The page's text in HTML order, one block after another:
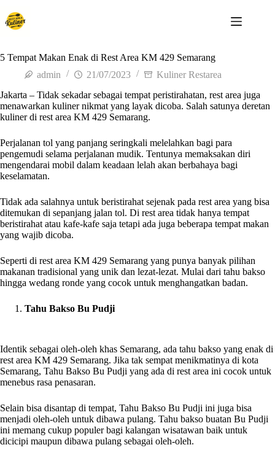
5 Tempat Makan Enak di Rest Area KM 429 Semarang
admin
21/07/2023
Kuliner Restarea
Jakarta – Tidak sekadar sebagai tempat peristirahatan, rest area juga
menawarkan kuliner nikmat yang layak dicoba. Salah satunya deretan
kuliner di rest area KM 429 Semarang.
Perjalanan tol yang panjang seringkali melelahkan bagi para
pengemudi selama perjalanan mudik. Tentunya memaksakan diri
mengendarai mobil dalam keadaan lelah akan berbahaya bagi
keselamatan.
Tidak ada salahnya untuk beristirahat sejenak pada rest area yang bisa
ditemukan di sepanjang jalan tol. Di rest area tidak hanya tempat
beristirahat atau kafe-kafe saja tetapi ada juga beberapa tempat makan
yang wajib dicoba.
Seperti di rest area KM 429 Semarang yang punya banyak pilihan
makanan tradisional yang unik dan lezat-lezat. Mulai dari tahu bakso
hingga wedang ronde yang cocok untuk menghangatkan badan.
Tahu Bakso Bu Pudji
Identik sebagai oleh-oleh khas Semarang, ada tahu bakso yang enak di
rest area KM 429 Semarang. Jika tak sempat menikmatinya di kota
Semarang, Tahu Bakso Bu Pudji yang ada di rest area ini cocok untuk
menebus rasa penasaran.
Selain bisa disantap di tempat, Tahu Bakso Bu Pudji ini juga bisa
menjadi oleh-oleh untuk dibawa pulang. Tahu bakso buatan Bu Pudji
ini memang cukup populer bagi kalangan wisatawan baik untuk
dicicipi maupun dibawa pulang sebagai oleh-oleh.